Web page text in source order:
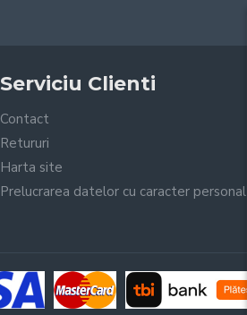
Serviciu Clienti
Contact
Retururi
Harta site
Prelucrarea datelor cu caracter personal